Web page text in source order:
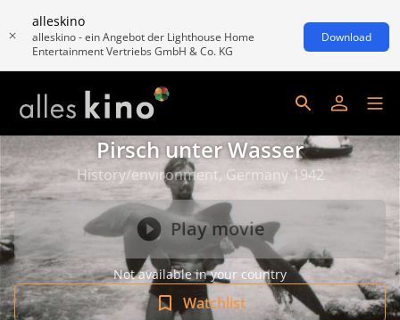
alleskino
alleskino - ein Angebot der Lighthouse Home
Entertainment Vertriebs GmbH & Co. KG
Download
Pirsch unter Wasser
History/environment, Germany 1942
Play movie
Not available in your country
Watchlist